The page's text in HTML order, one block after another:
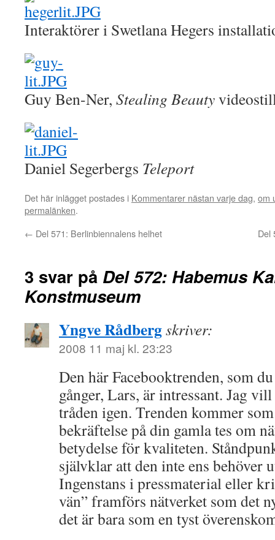
Interaktörer i Swetlana Hegers
Guy Ben-Ner, Stealing Beauty
Daniel Segerbergs Teleport
Det här inlägget postades i Kommentarer nästan varje dag, om
permalänken.
← Del 571: Berlinbiennalens helhet Del
3 svar på Del 572: Habemus
Konstmuseum
Yngve Rådbergskriver:
2008 11 maj kl. 23:23
Den här Facebooktrenden, som
gånger, Lars, är intressant. Jag
tråden igen. Trenden kommer
bekräftelse på din gamla tes om
betydelse för kvaliteten.
självklar att den inte ens behöver
Ingenstans i pressmaterial eller
vän” framförs nätverket som det
det är bara som en tyst